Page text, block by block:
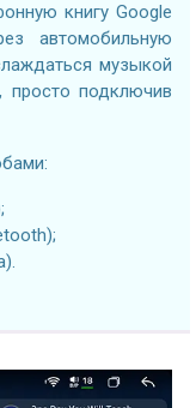
книгу Google
автомобильную
музыкой
просто подключив